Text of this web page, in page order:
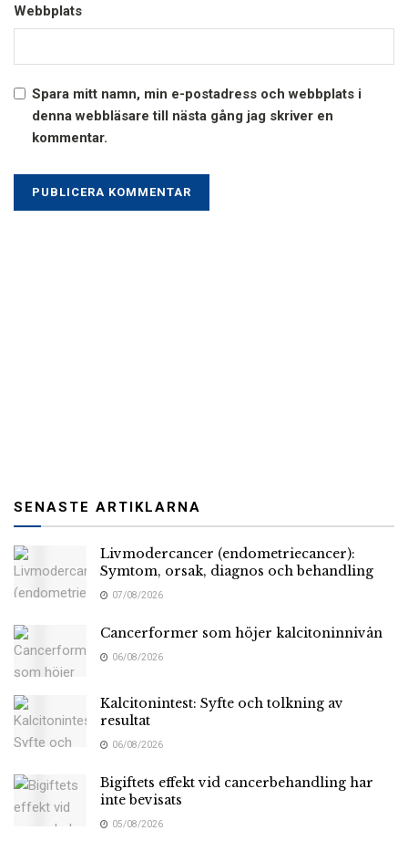
Webbplats
Spara mitt namn, min e-postadress och webbplats i
denna webbläsare till nästa gång jag skriver en
kommentar.
SENASTE ARTIKLARNA
Livmodercancer (endometriecancer):
Symtom, orsak, diagnos och behandling
07/08/2026
Cancerformer som höjer kalcitoninnivån
06/08/2026
Kalcitonintest: Syfte och tolkning av
resultat
06/08/2026
Bigiftets effekt vid cancerbehandling har
inte bevisats
05/08/2026